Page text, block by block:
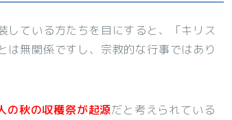
している方たちを目にすると、「キリス
は無関係ですし、宗教的な行事ではあり
の秋の収穫祭が起源だと考えられている